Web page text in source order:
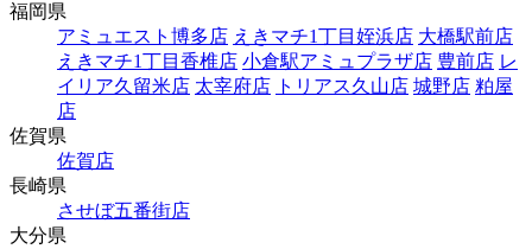
福岡県
アミュエスト博多店 えきマチ1丁目姪浜店 大橋駅前店
えきマチ1丁目香椎店 小倉駅アミュプラザ店 豊前店 レ
イリア久留米店 太宰府店 トリアス久山店 城野店 粕屋
店
佐賀県
佐賀店
長崎県
させぼ五番街店
大分県